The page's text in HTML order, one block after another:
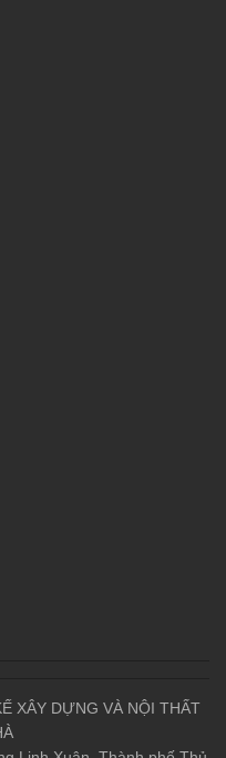
XÂY DỰNG VÀ NỘI THẤT